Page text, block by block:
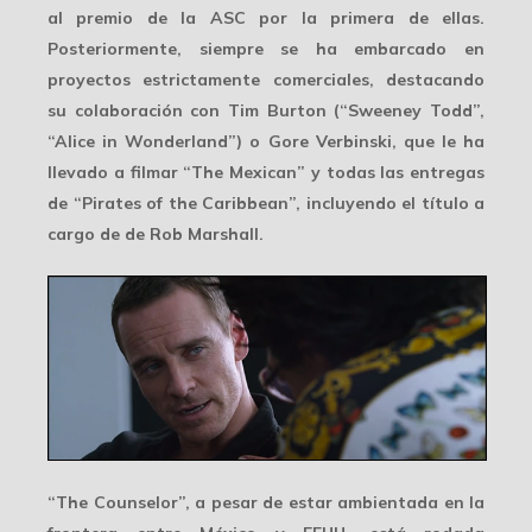
al premio de la ASC por la primera de ellas.
Posteriormente, siempre se ha embarcado en
proyectos estrictamente comerciales, destacando
su colaboración con Tim Burton (“Sweeney Todd”,
“Alice in Wonderland”) o Gore Verbinski, que le ha
llevado a filmar “The Mexican” y todas las entregas
de “Pirates of the Caribbean”, incluyendo el título a
cargo de de Rob Marshall.
“The Counselor”, a pesar de estar ambientada en la